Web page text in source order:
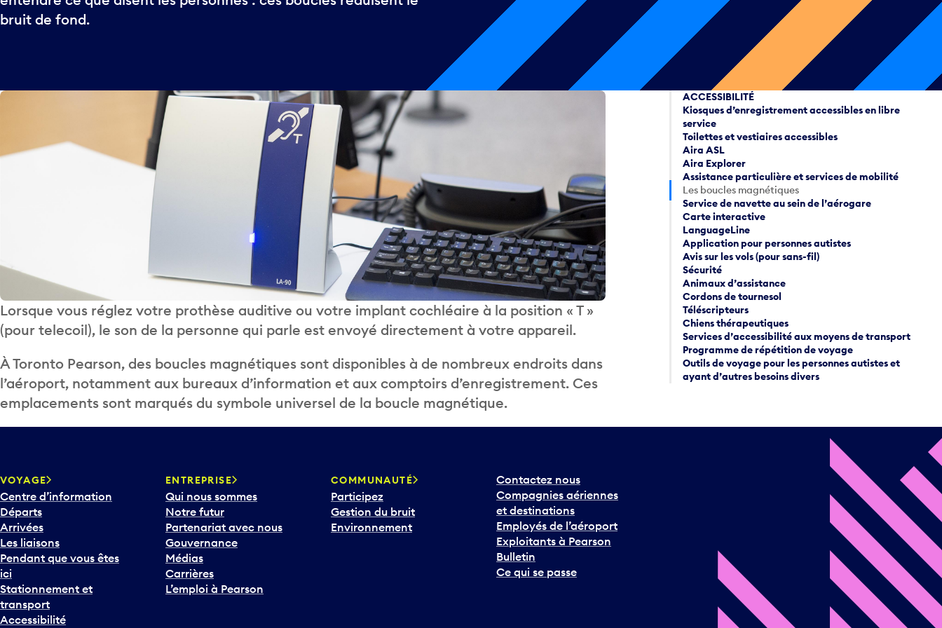
bruit de fond.
Lorsque vous réglez votre prothèse auditive ou votre implant cochléaire à la position « T »
(pour telecoil), le son de la personne qui parle est envoyé directement à votre appareil.
À Toronto Pearson, des boucles magnétiques sont disponibles à de nombreux endroits dans
l’aéroport, notamment aux bureaux d’information et aux comptoirs d’enregistrement. Ces
emplacements sont marqués du symbole universel de la boucle magnétique.
ACCESSIBILITÉ
Kiosques d’enregistrement accessibles en libre
service
Toilettes et vestiaires accessibles
Aira ASL
Aira Explorer
Assistance particulière et services de mobilité
Les boucles magnétiques
Service de navette au sein de l’aérogare
Carte interactive
LanguageLine
Application pour personnes autistes
Avis sur les vols (pour sans-fil)
Sécurité
Animaux d’assistance
Cordons de tournesol
Téléscripteurs
Chiens thérapeutiques
Services d’accessibilité aux moyens de transport
Programme de répétition de voyage
Outils de voyage pour les personnes autistes et
ayant d’autres besoins divers
VOYAGE
Centre d’information
Départs
Arrivées
Les liaisons
Pendant que vous êtes
ici
Stationnement et
transport
Accessibilité
ENTREPRISE
Qui nous sommes
Notre futur
Partenariat avec nous
Gouvernance
Médias
Carrières
L’emploi à Pearson
COMMUNAUTÉ
Participez
Gestion du bruit
Environnement
Contactez nous
Compagnies aériennes
et destinations
Employés de l’aéroport
Exploitants à Pearson
Bulletin
Ce qui se passe